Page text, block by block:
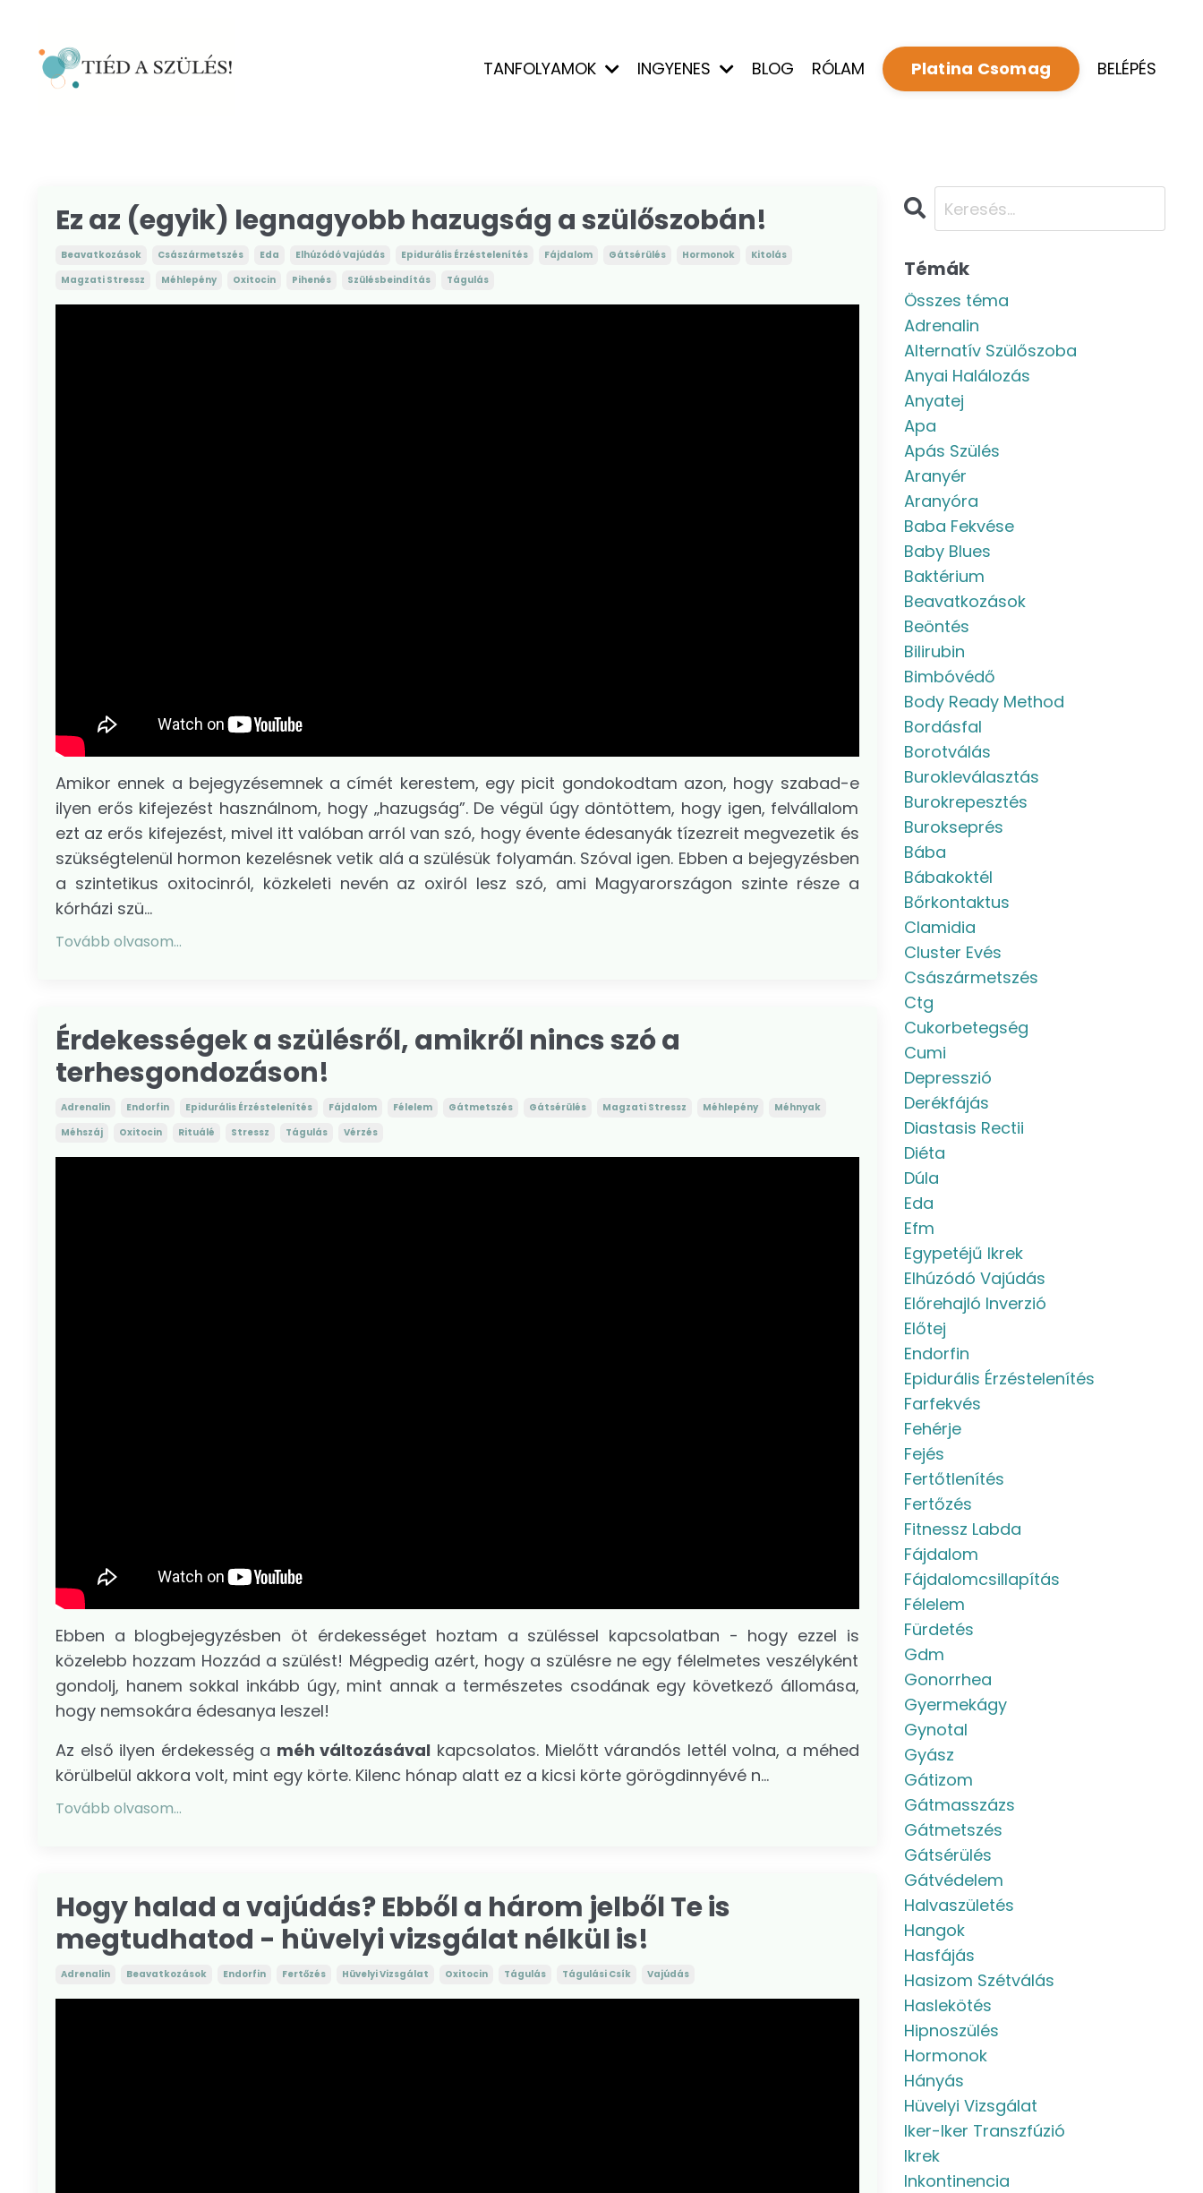
TANFOLYAMOK INGYENES BLOG RÓLAM Platina Csomag BELÉPÉS
Ez az (egyik) legnagyobb hazugság a szülőszobán!
Beavatkozások Császármetszés Eda Elhúzódó Vajúdás Epidurális Érzéstelenítés Fájdalom Gátsérülés Hormonok
Kitolás
Magzati Stressz
Méhlepény Oxitocin Pihenés Szülésbeindítás Tágulás
Amikor ennek a bejegyzésemnek a címét kerestem, egy picit gondokodtam azon, hogy szabad-e
ilyen erős kifejezést használnom, hogy „hazugság”. De végül úgy döntöttem, hogy igen, felvállalom
ezt az erős kifejezést, mivel itt valóban arról van szó, hogy évente édesanyák tízezreit megvezetik és
szükségtelenül hormon kezelésnek vetik alá a szülésük folyamán. Szóval igen. Ebben a bejegyzésben
a szintetikus oxitocinról, közkeleti nevén az oxiról lesz szó, ami Magyarországon szinte része a
kórházi szü...
Tovább olvasom...
Érdekességek a szülésről, amikről nincs szó a
terhesgondozáson!
Adrenalin Endorfin Epidurális Érzéstelenítés Fájdalom Félelem Gátmetszés Gátsérülés Magzati Stressz Méhlepény
Méhnyak
Méhszáj
Oxitocin Rituálé Stressz Tágulás Vérzés
Ebben a blogbejegyzésben öt érdekességet hoztam a szüléssel kapcsolatban - hogy ezzel is
közelebb hozzam Hozzád a szülést! Mégpedig azért, hogy a szülésre ne egy félelmetes veszélyként
gondolj, hanem sokkal inkább úgy, mint annak a természetes csodának egy következő állomása,
hogy nemsokára édesanya leszel!
Az első ilyen érdekesség a méh változásával kapcsolatos. Mielőtt várandós lettél volna, a méhed
körülbelül akkora volt, mint egy körte. Kilenc hónap alatt ez a kicsi körte görögdinnyévé n...
Tovább olvasom...
Hogy halad a vajúdás? Ebből a három jelből Te is
megtudhatod - hüvelyi vizsgálat nélkül is!
Adrenalin Beavatkozások Endorfin Fertőzés Hüvelyi Vizsgálat Oxitocin Tágulás Tágulási Csík Vajúdás
Témák
Összes téma
Adrenalin
Alternatív Szülőszoba
Anyai Halálozás
Anyatej
Apa
Apás Szülés
Aranyér
Aranyóra
Baba Fekvése
Baby Blues
Baktérium
Beavatkozások
Beöntés
Bilirubin
Bimbóvédő
Body Ready Method
Bordásfal
Borotválás
Burokleválasztás
Burokrepesztés
Burokseprés
Bába
Bábakoktél
Bőrkontaktus
Clamidia
Cluster Evés
Császármetszés
Ctg
Cukorbetegség
Cumi
Depresszió
Derékfájás
Diastasis Rectii
Diéta
Dúla
Eda
Efm
Egypetéjű Ikrek
Elhúzódó Vajúdás
Előrehajló Inverzió
Előtej
Endorfin
Epidurális Érzéstelenítés
Farfekvés
Fehérje
Fejés
Fertőtlenítés
Fertőzés
Fitnessz Labda
Fájdalom
Fájdalomcsillapítás
Félelem
Fürdetés
Gdm
Gonorrhea
Gyermekágy
Gynotal
Gyász
Gátizom
Gátmasszázs
Gátmetszés
Gátsérülés
Gátvédelem
Halvaszületés
Hangok
Hasfájás
Hasizom Szétválás
Haslekötés
Hipnoszülés
Hormonok
Hányás
Hüvelyi Vizsgálat
Iker-Iker Transzfúzió
Ikrek
Inkontinencia